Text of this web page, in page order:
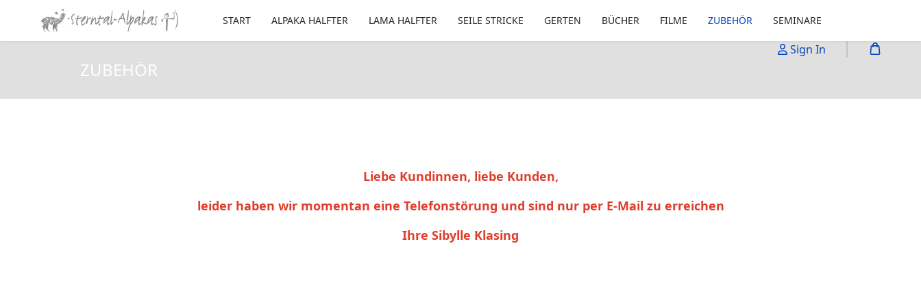
START ALPAKA HALFTER LAMA HALFTER SEILE STRICKE GERTEN BÜCHER FILME ZUBEHÖR SEMINARE
Sign In
ZUBEHÖR
Liebe Kundinnen, liebe Kunden,
leider haben wir momentan eine Telefonstörung und sind nur per E-Mail zu erreichen
Ihre Sibylle Klasing